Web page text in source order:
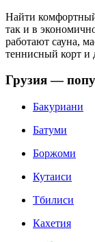
Найти
так и в
работают сауна,
теннисный корт и
Грузия —
Бакуриани
Батуми
Боржоми
Кутаиси
Тбилиси
Кахетия